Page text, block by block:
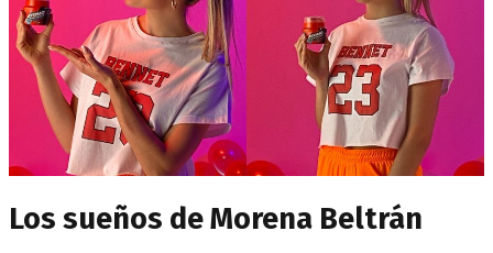
Los sueños de Morena Beltrán